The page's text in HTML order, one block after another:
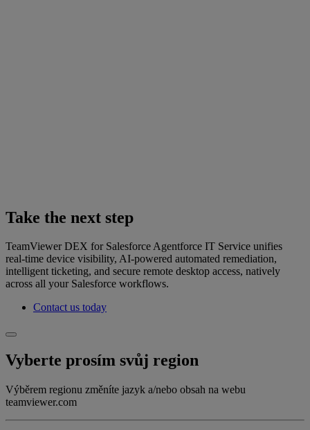
Take the next step
TeamViewer DEX for Salesforce Agentforce IT Service unifies
real‑time device visibility, AI-powered automated remediation,
intelligent ticketing, and secure remote desktop access, natively
across all your Salesforce workflows.
Contact us today
Vyberte prosím svůj region
Výběrem regionu změníte jazyk a/nebo obsah na webu
teamviewer.com